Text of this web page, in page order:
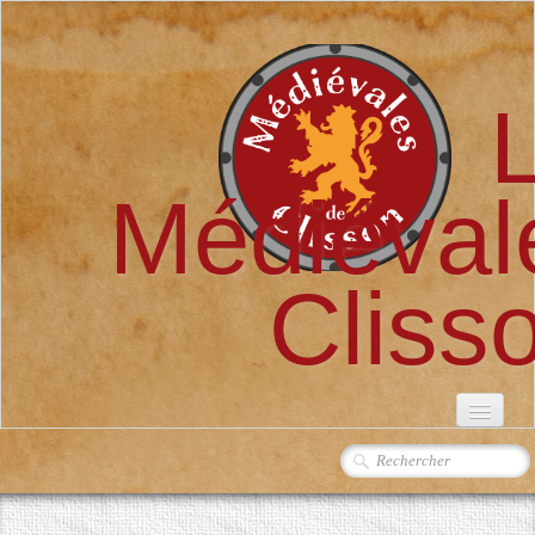
L'ASSOCIATION▼